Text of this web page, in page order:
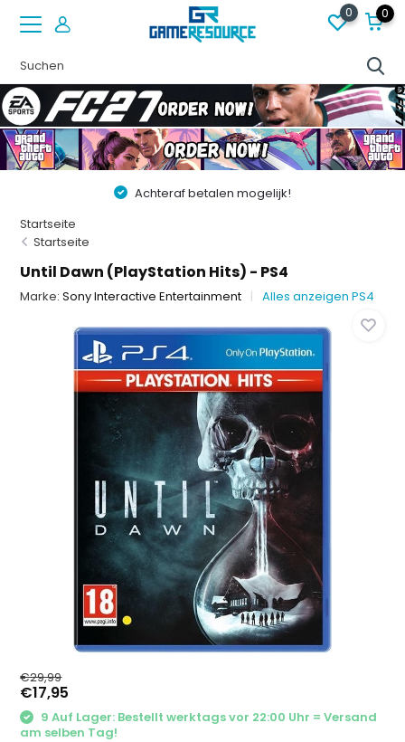
0 0
Achteraf betalen mogelijk!
Startseite
Startseite
Until Dawn (PlayStation Hits) - PS4
Marke:Sony Interactive Entertainment Alles anzeigen PS4
€29,99
€17,95
9 Auf Lager: Bestellt werktags vor 22:00 Uhr = Versand
am selben Tag!